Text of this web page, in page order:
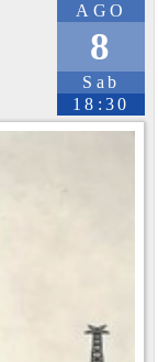
AGO
8
Sab
18:30